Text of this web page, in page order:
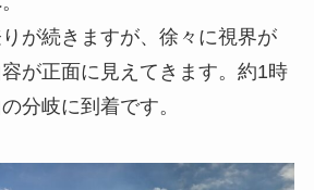
が続きますが、徐々に視界が
が正面に見えてきます。約1時
分岐に到着です。